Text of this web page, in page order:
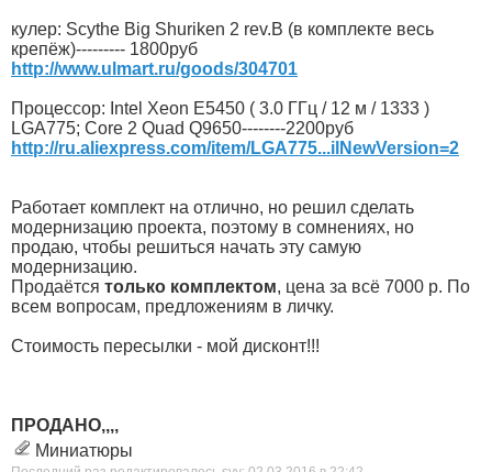
кулер: Scythe Big Shuriken 2 rev.B (в комплекте весь
крепёж)--------- 1800руб
http://www.ulmart.ru/goods/304701
Процессор: Intel Xeon E5450 ( 3.0 ГГц / 12 м / 1333 )
LGA775; Core 2 Quad Q9650--------2200руб
http://ru.aliexpress.com/item/LGA775...ilNewVersion=2
Работает комплект на отлично, но решил сделать
модернизацию проекта, поэтому в сомнениях, но
продаю, чтобы решиться начать эту самую
модернизацию.
Продаётся только комплектом, цена за всё 7000 р. По
всем вопросам, предложениям в личку.
Cтоимость пересылки - мой дисконт!!!
ПРОДАНО,,,,
Миниатюры